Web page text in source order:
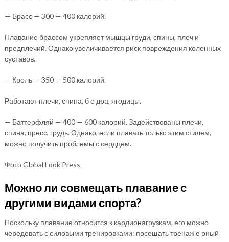
— Брасс — 300 — 400 калорий.
Плавание брассом укрепляет мышцы груди, спины, плеч и
предплечий. Однако увеличивается риск повреждения коленных
суставов.
— Кроль — 350 — 500 калорий.
Работают плечи, спина, б е дра, ягодицы.
— Баттерфляй — 400 — 600 калорий. Задействованы плечи,
спина, пресс, грудь. Однако, если плавать только этим стилем,
можно получить проблемы с сердцем.
Фото Global Look Press
Можно ли совмещать плавание с
другими видами спорта?
Поскольку плавание относится к кардионагрузкам, его можно
чередовать с силовыми тренировками: посещать тренаж е рный